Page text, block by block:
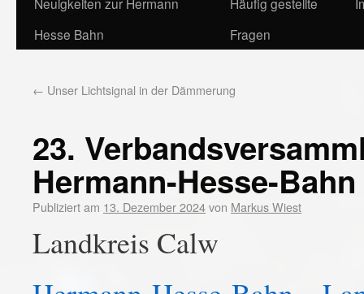
Hesse Bahn
Fragen
← Unser Lichtsignal in der Dämmerung
23.
Hermann-Hesse-
Publiziert am 13. Dezember 2024von Markus Wiest
Landkreis Calw